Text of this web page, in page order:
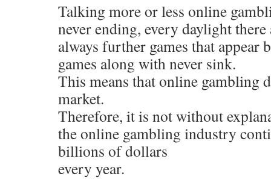
Talking more or less online
never ending, every daylight there
always further games that appear
games along with never sink.
This means that online gambling
market.
Therefore, it is not without
the online gambling industry
billions of dollars
every year.